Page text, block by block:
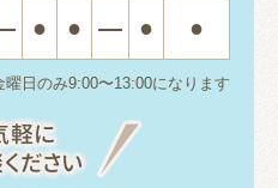
● ● ― ● ●
日のみ9:00〜13:00になります
軽に
ださい